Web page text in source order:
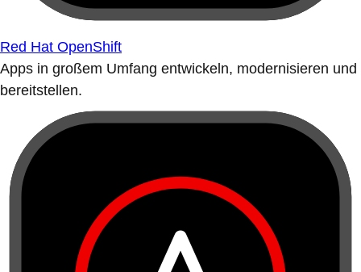
Red Hat OpenShift
Apps in großem Umfang entwickeln, modernisieren und
bereitstellen.